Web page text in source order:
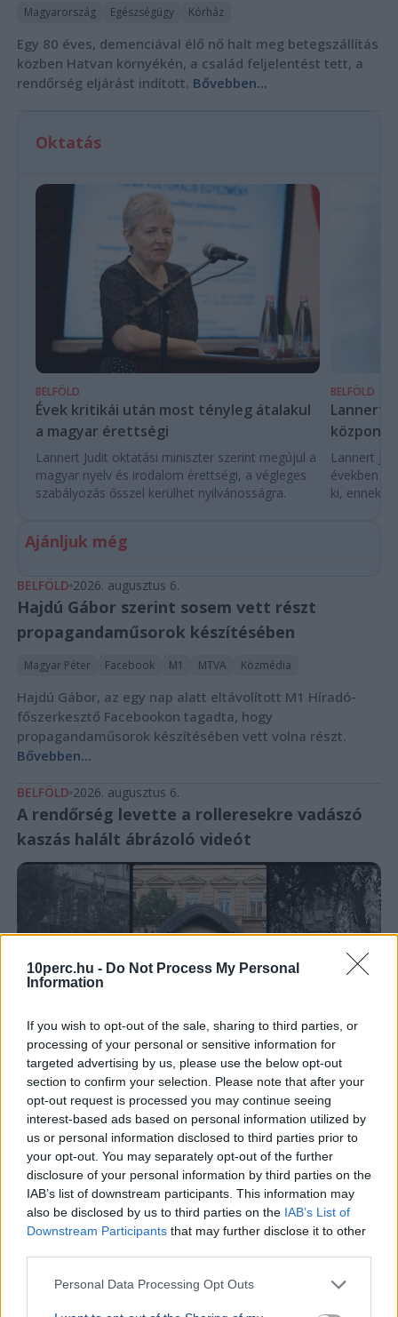
10perc.hu - Do Not Process My Personal
Information
If you wish to opt-out of the sale, sharing to third parties, or
processing of your personal or sensitive information for
targeted advertising by us, please use the below opt-out
section to confirm your selection. Please note that after your
opt-out request is processed you may continue seeing
interest-based ads based on personal information utilized by
us or personal information disclosed to third parties prior to
your opt-out. You may separately opt-out of the further
disclosure of your personal information by third parties on the
IAB’s list of downstream participants. This information may
also be disclosed by us to third parties on the IAB’s List of
Downstream Participants that may further disclose it to other
Personal Data Processing Opt Outs
Magyarország Egészségügy Kórház
Egy 80 éves, demenciával élő nő halt meg betegszállítás
közben Hatvan környékén, a család feljelentést tett, a
rendőrség eljárást indított. Bővebben...
Oktatás
BELFÖLD
Évek kritikái után most tényleg átalakul
a magyar érettségi
Lannert Judit oktatási miniszter szerint megújul a
magyar nyelv és irodalom érettségi, a végleges
szabályozás ősszel kerülhet nyilvánosságra.
BELFÖLD
Lannert
Lannert
években
ki, ennek
Ajánljuk még
BELFÖLD 2026. augusztus 6.
Hajdú Gábor szerint sosem vett részt
propagandaműsorok készítésében
Magyar Péter Facebook M1 MTVA Közmédia
Hajdú Gábor, az egy nap alatt eltávolított M1 Híradó-
főszerkesztő Facebookon tagadta, hogy
propagandaműsorok készítésében vett volna részt.
Bővebben...
BELFÖLD 2026. augusztus 6.
A rendőrség levette a rolleresekre vadászó
kaszás halált ábrázoló videót
Rendőrség Baleset Közlekedés KRESZ BRFK
A BRFK eltávolította balesetmegelőzési videóját,
amelyben egy animált kaszás halál vadászott a sisak
nélkül közlekedő rolleresekre.Bővebben...
BELFÖLD 2026. augusztus 6.
Évek kritikái után most tényleg átalakul a
magyar érettségi